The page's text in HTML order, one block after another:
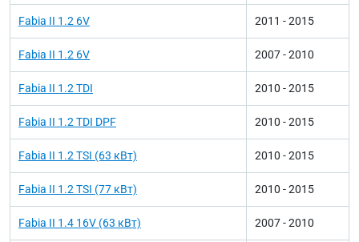
Fabia II 1.2 6V 2011 - 2015
Fabia II 1.2 6V 2007 - 2010
Fabia II 1.2 TDI 2010 - 2015
Fabia II 1.2 TDI DPF 2010 - 2015
Fabia II 1.2 TSI (63 кВт) 2010 - 2015
Fabia II 1.2 TSI (77 кВт) 2010 - 2015
Fabia II 1.4 16V (63 кВт) 2007 - 2010